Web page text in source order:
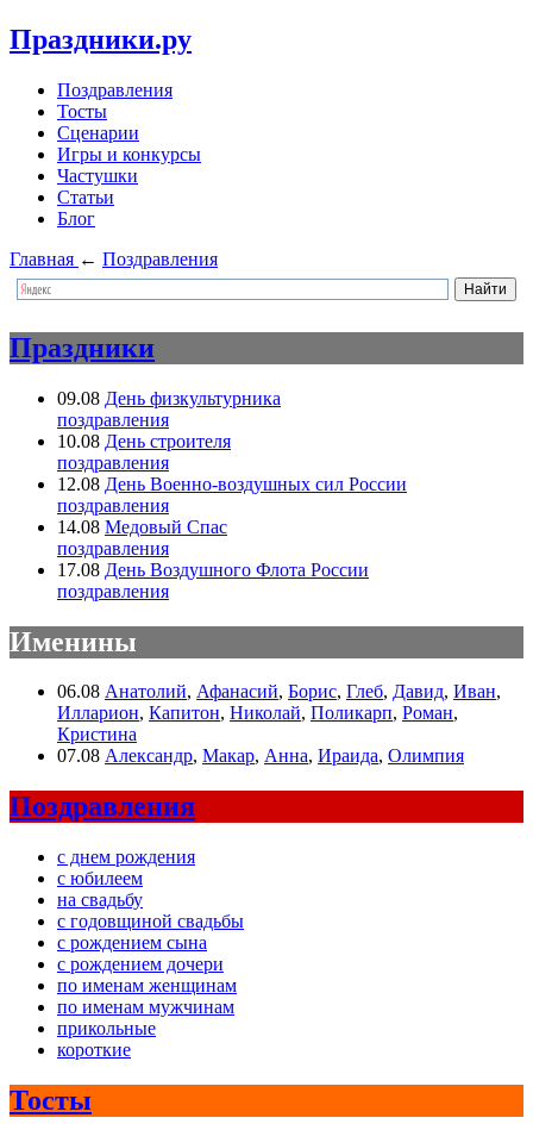
Праздники.ру
Поздравления
Тосты
Сценарии
Игры и конкурсы
Частушки
Статьи
Блог
Главная ← Поздравления
Праздники
09.08 День физкультурника
поздравления
10.08 День строителя
поздравления
12.08 День Военно-воздушных сил России
поздравления
14.08 Медовый Спас
поздравления
17.08 День Воздушного Флота России
поздравления
Именины
06.08 Анатолий, Афанасий, Борис, Глеб, Давид, Иван,
Илларион, Капитон, Николай, Поликарп, Роман,
Кристина
07.08 Александр, Макар, Анна, Ираида, Олимпия
Поздравления
с днем рождения
с юбилеем
на свадьбу
с годовщиной свадьбы
с рождением сына
с рождением дочери
по именам женщинам
по именам мужчинам
прикольные
короткие
Тосты